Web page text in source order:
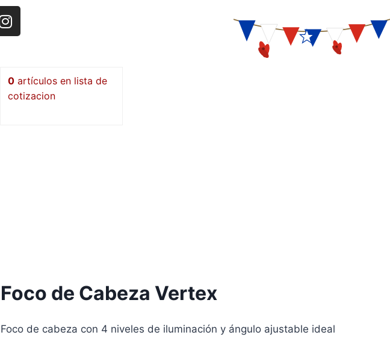
0 artículos
Foco de Cabeza Vertex
Foco de cabeza con 4 niveles de iluminación y ángulo ajustable ideal